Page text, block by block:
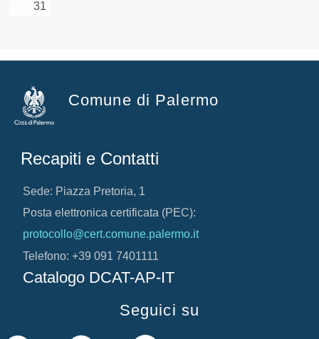
31
Comune di Palermo
Recapiti e Contatti
Sede: Piazza Pretoria, 1
Posta elettronica certificata (PEC):
protocollo@cert.comune.palermo.it
Telefono: +39 091 7401111
Catalogo DCAT-AP-IT
Seguici su